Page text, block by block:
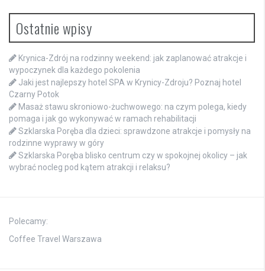
Ostatnie wpisy
Krynica-Zdrój na rodzinny weekend: jak zaplanować atrakcje i
wypoczynek dla każdego pokolenia
Jaki jest najlepszy hotel SPA w Krynicy-Zdroju? Poznaj hotel
Czarny Potok
Masaż stawu skroniowo-żuchwowego: na czym polega, kiedy
pomaga i jak go wykonywać w ramach rehabilitacji
Szklarska Poręba dla dzieci: sprawdzone atrakcje i pomysły na
rodzinne wyprawy w góry
Szklarska Poręba blisko centrum czy w spokojnej okolicy – jak
wybrać nocleg pod kątem atrakcji i relaksu?
Polecamy:
Coffee Travel Warszawa